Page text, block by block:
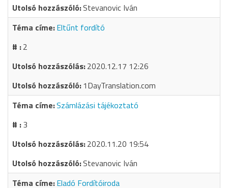
Stevanovic Iván
Eltűnt fordító
2
2020.12.17 12:26
1DayTranslation.com
Számlázási tájékoztató
3
2020.11.20 19:54
Stevanovic Iván
Eladó Fordítóiroda